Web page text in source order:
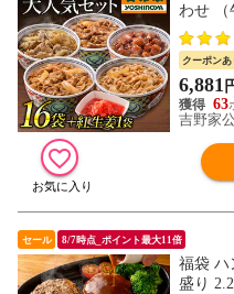
わせ （
牛焼肉
料込み
も！
クーポンあ
6,881
63
吉野家
セール 8/7時点_ポイント最大11倍
福袋 ハ
盛り